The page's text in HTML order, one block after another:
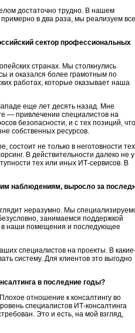
достаточно трудно. В нашем
примерно в два раза, мы реализуем все
сектор профессиональных
странах. Мы столкнулись
и оказался более грамотным по
работах, которые оказывает наша
еще лет десять назад. Мне
— привлечении специалистов на
безопасности, и с тех позиций, что
собственных ресурсов.
состоит не только в неготовности тех
В действительности далеко не у
тех или иных ИТ-сервисов. В
наблюдениям, выросло за
неразумно. Мы
занимаемся поддержкой
в наши помещения и последующее
специалистов на проекты. В
систему. Для клиентов это выгодно
в последние годы?
отношение к консалтингу во
специалистов ИТ-консалтинга
Это и есть, на мой взгляд,